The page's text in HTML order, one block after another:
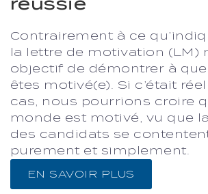
Contrairement à ce
la lettre de motivation (LM)
objectif de démontrer à
êtes motivé(e). Si c’était
cas, nous pourrions croire
monde est motivé, vu que
des candidats se
purement et simplement.
EN SAVOIR PLUS